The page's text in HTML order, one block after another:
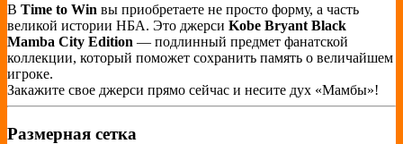
В Time to Win вы приобретаете не просто форму, а часть
великой истории НБА. Это джерси Kobe Bryant Black
Mamba City Edition — подлинный предмет фанатской
коллекции, который поможет сохранить память о величайшем
игроке.
Закажите свое джерси прямо сейчас и несите дух «Мамбы»!
Размерная сетка